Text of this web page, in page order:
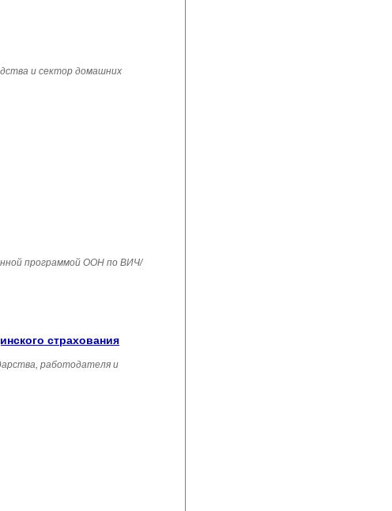
и сектор домашних
программой ООН по ВИЧ/
страхования
работодателя и